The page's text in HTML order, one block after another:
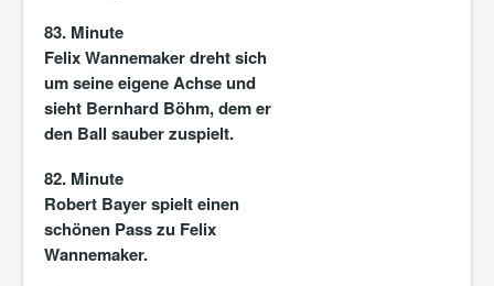
83. Minute
Felix Wannemaker dreht sich
um seine eigene Achse und
sieht Bernhard Böhm, dem er
den Ball sauber zuspielt.
82. Minute
Robert Bayer spielt einen
schönen Pass zu Felix
Wannemaker.